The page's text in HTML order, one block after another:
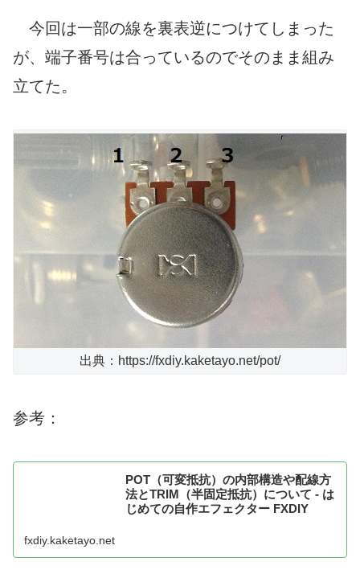
今回は一部の線を裏表逆につけてしまった
が、端子番号は合っているのでそのまま組み
立てた。
出典：https://fxdiy.kaketayo.net/pot/
参考：
POT（可変抵抗）の内部構造や配線方
法とTRIM（半固定抵抗）について - は
じめての自作エフェクター FXDIY
fxdiy.kaketayo.net